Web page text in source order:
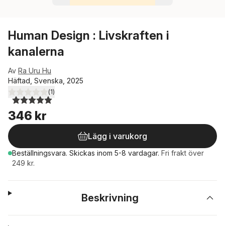
Human Design : Livskraften i
kanalerna
Av Ra Uru Hu
Häftad, Svenska, 2025
5,0utav 5 stjärnor. Totalt antal röster:
(1)
346 kr
Lägg i varukorg
Beställningsvara. Skickas inom 5-8 vardagar. Fri frakt över
249 kr.
Beskrivning